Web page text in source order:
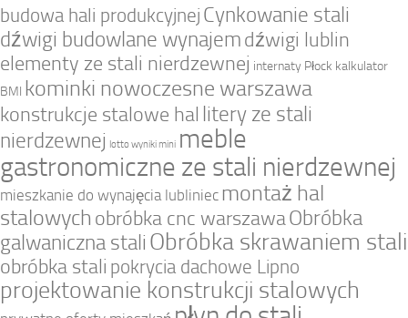
budowa hali produkcyjnej Cynkowanie stali
dźwigi budowlane wynajemdźwigi lublin
elementy ze stali nierdzewnej internaty Płock kalkulator
BMI kominki nowoczesne warszawa
konstrukcje stalowe hal litery ze stali
nierdzewnej lotto wyniki mini meble
gastronomiczne ze stali nierdzewnej
mieszkanie do wynajęcia lubliniec montaż hal
stalowych obróbka cnc warszawaObróbka
galwaniczna stali Obróbka skrawaniem stali
obróbka stali pokrycia dachowe Lipno
projektowanie konstrukcji stalowych